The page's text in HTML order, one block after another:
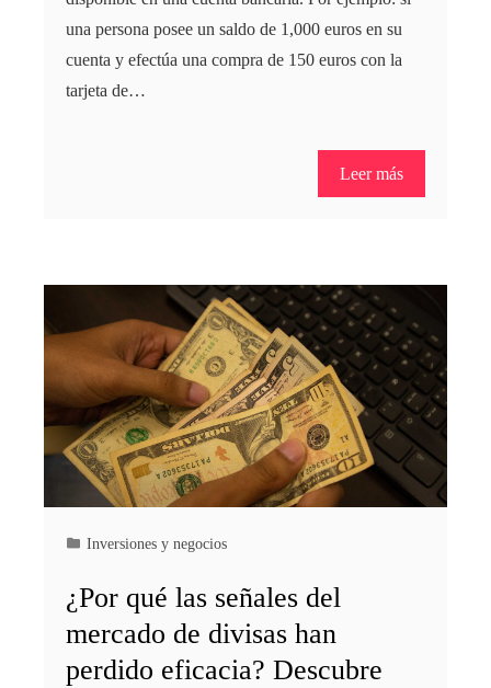
una persona posee un saldo de 1,000 euros en su
cuenta y efectúa una compra de 150 euros con la
tarjeta de…
Leer más
Inversiones y negocios
¿Por qué las señales del
mercado de divisas han
perdido eficacia? Descubre